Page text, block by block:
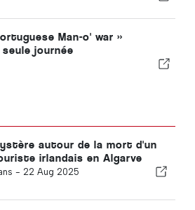
Man-o' war »
journée
autour de la mort d'un
irlandais en Algarve
- 22 Aug 2025